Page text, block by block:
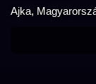
Ajka,